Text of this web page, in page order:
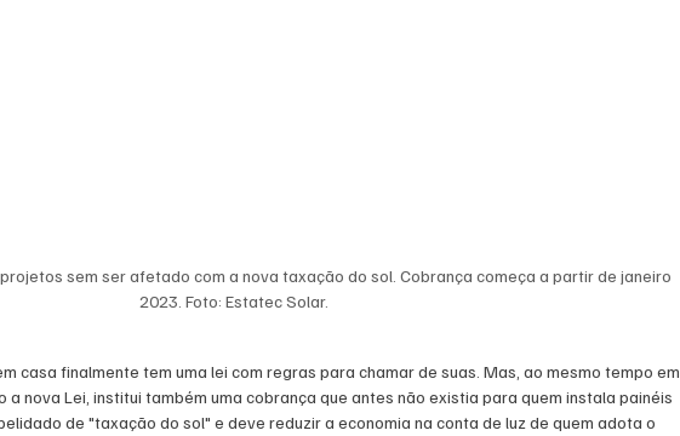
sem ser afetado com a nova taxação do sol. Cobrança começa a partir de janeiro
2023. Foto: Estatec Solar.
casa finalmente tem uma lei com regras para chamar de suas. Mas, ao mesmo tempo em
a nova Lei, institui também uma cobrança que antes não existia para quem instala painéis
de "taxação do sol" e deve reduzir a economia na conta de luz de quem adota o